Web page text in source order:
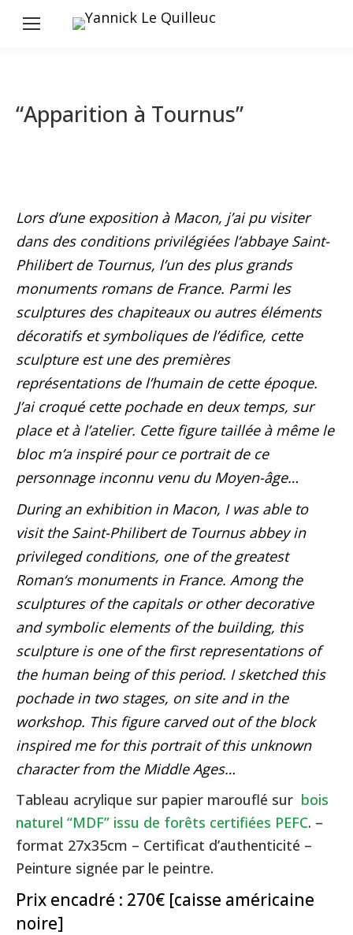
“Apparition à Tournus”
Lors d’une exposition à Macon, j’ai pu visiter
dans des conditions privilégiées l’abbaye Saint-
Philibert de Tournus, l’un des plus grands
monuments romans de France. Parmi les
sculptures des chapiteaux ou autres éléments
décoratifs et symboliques de l’édifice, cette
sculpture est une des premières
représentations de l’humain de cette époque.
J’ai croqué cette pochade en deux temps, sur
place et à l’atelier. Cette figure taillée à même le
bloc m’a inspiré pour ce portrait de ce
personnage inconnu venu du Moyen-âge…
During an exhibition in Macon, I was able to
visit the Saint-Philibert de Tournus abbey in
privileged conditions, one of the greatest
Roman‘s monuments in France. Among the
sculptures of the capitals or other decorative
and symbolic elements of the building, this
sculpture is one of the first representations of
the human being of this period. I sketched this
pochade in two stages, on site and in the
workshop. This figure carved out of the block
inspired me for this portrait of this unknown
character from the Middle Ages…
Tableau acrylique sur papier marouflé sur bois
naturel “MDF” issu de forêts certifiées PEFC. –
format 27x35cm – Certificat d’authenticité –
Peinture signée par le peintre.
Prix encadré : 270€ [caisse américaine
noire]